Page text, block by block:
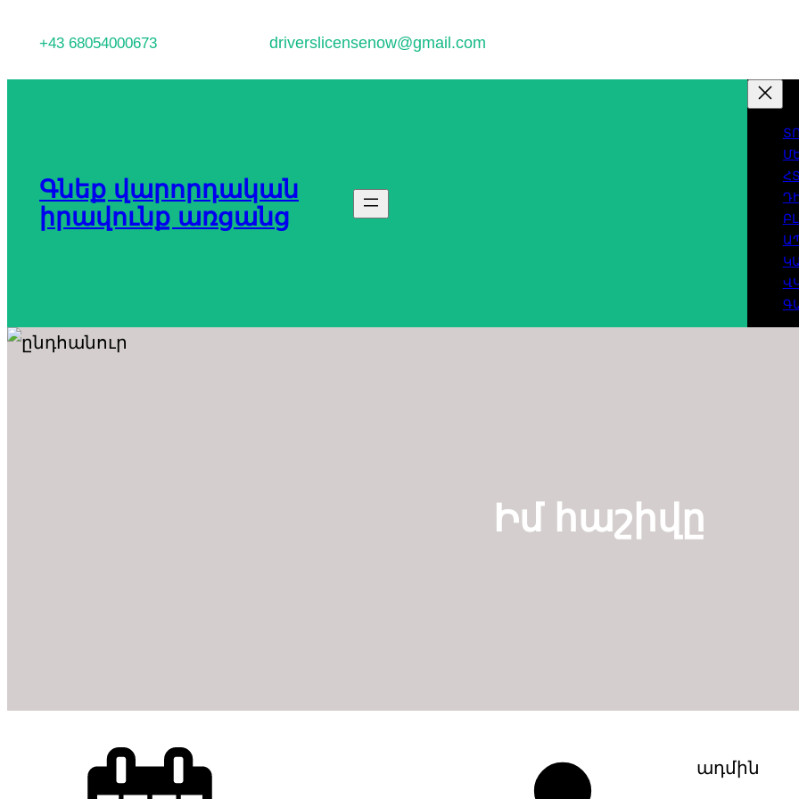
բովանդակությանը
+43 68054000673 driverslicensenow@gmail.com
Գնեք վարորդական
իրավունք առցանց
Իմ հաշիվը
ադմին